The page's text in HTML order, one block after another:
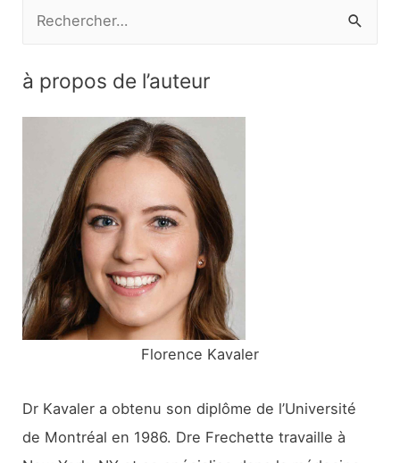
h
:
à propos de l’auteur
Florence Kavaler
Dr Kavaler a obtenu son diplôme de l’Université
de Montréal en 1986. Dre Frechette travaille à